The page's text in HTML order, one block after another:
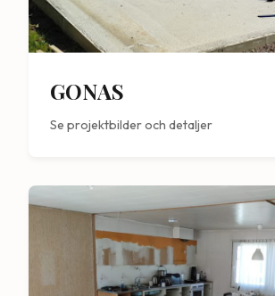
GONAS
Se projektbilder och detaljer